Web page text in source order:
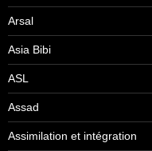
Arsal
Asia Bibi
ASL
Assad
Assimilation et intégration